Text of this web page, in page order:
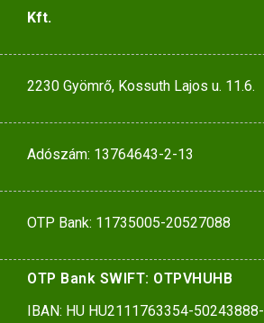
Kft.
2230 Gyömrő, Kossuth Lajos u. 11.6.
Adószám: 13764643-2-13
OTP Bank: 11735005-20527088
OTP Bank SWIFT: OTPVHUHB
IBAN: HU HU2111763354-50243888-